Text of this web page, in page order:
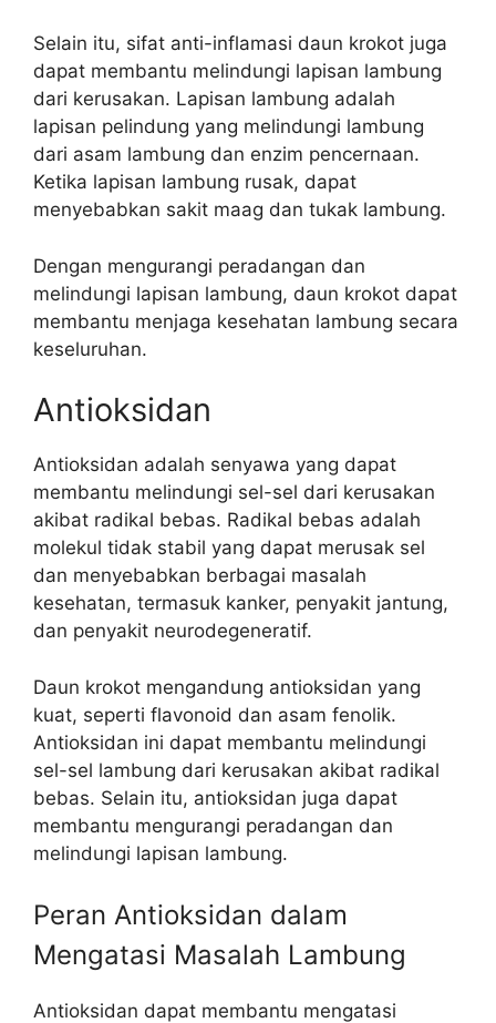
Selain itu, sifat anti-inflamasi daun krokot juga
dapat membantu melindungi lapisan lambung
dari kerusakan. Lapisan lambung adalah
lapisan pelindung yang melindungi lambung
dari asam lambung dan enzim pencernaan.
Ketika lapisan lambung rusak, dapat
menyebabkan sakit maag dan tukak lambung.
Dengan mengurangi peradangan dan
melindungi lapisan lambung, daun krokot dapat
membantu menjaga kesehatan lambung secara
keseluruhan.
Antioksidan
Antioksidan adalah senyawa yang dapat
membantu melindungi sel-sel dari kerusakan
akibat radikal bebas. Radikal bebas adalah
molekul tidak stabil yang dapat merusak sel
dan menyebabkan berbagai masalah
kesehatan, termasuk kanker, penyakit jantung,
dan penyakit neurodegeneratif.
Daun krokot mengandung antioksidan yang
kuat, seperti flavonoid dan asam fenolik.
Antioksidan ini dapat membantu melindungi
sel-sel lambung dari kerusakan akibat radikal
bebas. Selain itu, antioksidan juga dapat
membantu mengurangi peradangan dan
melindungi lapisan lambung.
Peran Antioksidan dalam
Mengatasi Masalah Lambung
Antioksidan dapat membantu mengatasi